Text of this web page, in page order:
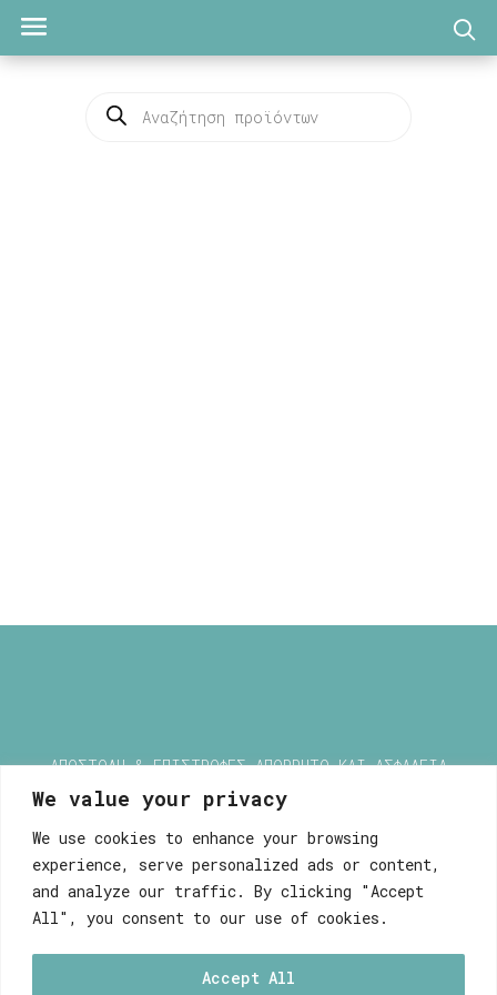
We value your privacy
We use cookies to enhance your browsing
experience, serve personalized ads or content,
and analyze our traffic. By clicking "Accept
All", you consent to our use of cookies.
Accept All
search
ΑΠΟΣΤΟΛΗ & ΕΠΙΣΤΡΟΦΕΣ ΑΠΟΡΡΗΤΟ ΚΑΙ ΑΣΦΑΛΕΙΑ
Μυρσίνη Μανέτα
Ευαγγελιστρίας 9, 84100
Ερμούπολη, Σύρος
Τηλ. 22810.88.069